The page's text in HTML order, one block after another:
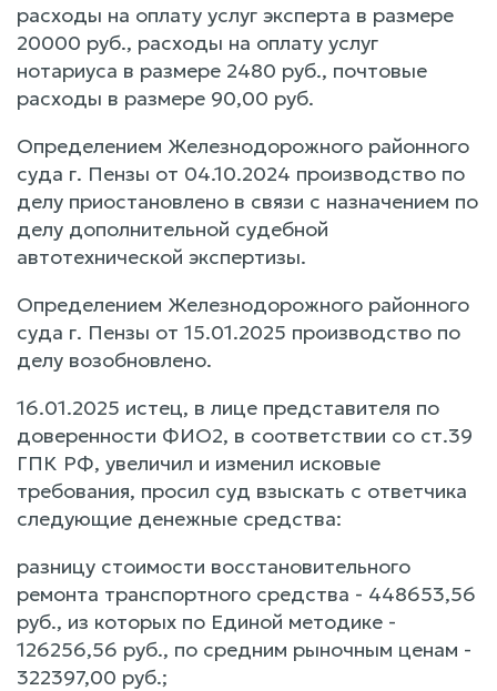
расходы на оплату услуг эксперта в размере
20000 руб., расходы на оплату услуг
нотариуса в размере 2480 руб., почтовые
расходы в размере 90,00 руб.
Определением Железнодорожного районного
суда г. Пензы от 04.10.2024 производство по
делу приостановлено в связи с назначением по
делу дополнительной судебной
автотехнической экспертизы.
Определением Железнодорожного районного
суда г. Пензы от 15.01.2025 производство по
делу возобновлено.
16.01.2025 истец, в лице представителя по
доверенности ФИО2, в соответствии со ст.39
ГПК РФ, увеличил и изменил исковые
требования, просил суд взыскать с ответчика
следующие денежные средства:
разницу стоимости восстановительного
ремонта транспортного средства - 448653,56
руб., из которых по Единой методике -
126256,56 руб., по средним рыночным ценам -
322397,00 руб.;